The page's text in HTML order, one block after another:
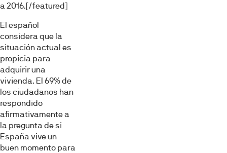
a 2016.[/featured]
El español
considera que la
situación actual es
propicia para
adquirir una
vivienda. El 69% de
los ciudadanos han
respondido
afirmativamente a
la pregunta de si
España vive un
buen momento para